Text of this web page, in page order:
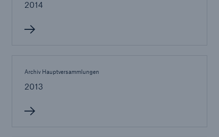
2014
Archiv Hauptversammlungen
2013
50 %
Cyber
Geschätzte globale wirtschaftliche Kosten der